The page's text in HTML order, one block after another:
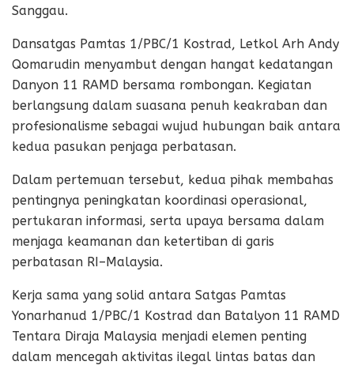
Sanggau.
Dansatgas Pamtas 1/PBC/1 Kostrad, Letkol Arh Andy
Qomarudin menyambut dengan hangat kedatangan
Danyon 11 RAMD bersama rombongan. Kegiatan
berlangsung dalam suasana penuh keakraban dan
profesionalisme sebagai wujud hubungan baik antara
kedua pasukan penjaga perbatasan.
Dalam pertemuan tersebut, kedua pihak membahas
pentingnya peningkatan koordinasi operasional,
pertukaran informasi, serta upaya bersama dalam
menjaga keamanan dan ketertiban di garis
perbatasan RI–Malaysia.
Kerja sama yang solid antara Satgas Pamtas
Yonarhanud 1/PBC/1 Kostrad dan Batalyon 11 RAMD
Tentara Diraja Malaysia menjadi elemen penting
dalam mencegah aktivitas ilegal lintas batas dan